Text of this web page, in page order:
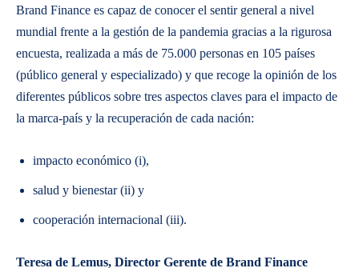
Brand Finance es capaz de conocer el sentir general a nivel
mundial frente a la gestión de la pandemia gracias a la rigurosa
encuesta, realizada a más de 75.000 personas en 105 países
(público general y especializado) y que recoge la opinión de los
diferentes públicos sobre tres aspectos claves para el impacto de
la marca-país y la recuperación de cada nación:
impacto económico (i),
salud y bienestar (ii) y
cooperación internacional (iii).
Teresa de Lemus, Director Gerente de Brand Finance